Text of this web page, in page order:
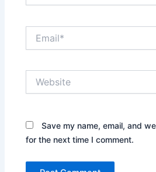
Save my name, email, and
for the next time I comment.